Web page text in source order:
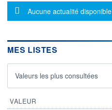
05/12
Actions Chine - A Shares
Message d'information
Aucune actualité disponible
MES LISTES
Valeurs les plus consultées
VALEUR